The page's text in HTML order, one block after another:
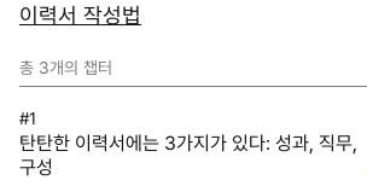
이력서 작성법
총 3개의 챕터
#1
탄탄한 이력서에는 3가지가 있다: 성과, 직무,
구성